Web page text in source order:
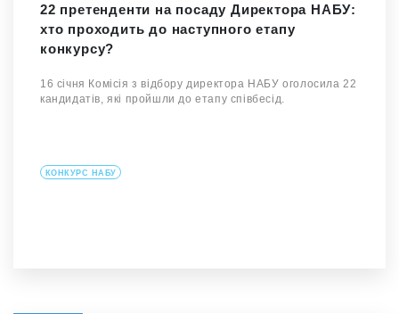
22 претенденти на посаду Директора НАБУ:
хто проходить до наступного етапу
конкурсу?
16 січня Комісія з відбору директора НАБУ оголосила 22
кандидатів, які пройшли до етапу співбесід.
КОНКУРС НАБУ